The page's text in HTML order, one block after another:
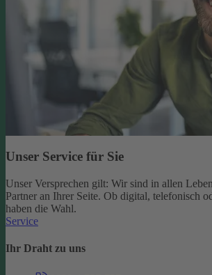
Unser Service für Sie
Unser Versprechen gilt: Wir sind in allen
Partner an Ihrer Seite. Ob digital, telefonisch
haben die Wahl.
Service
Ihr Draht zu uns